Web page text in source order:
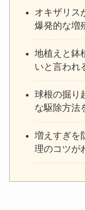
オキザリス
爆発的な増
地植えと鉢
いと言われ
球根の掘り
な駆除方法
増えすぎを
理のコツが